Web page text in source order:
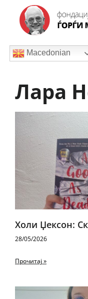
Macedonian
Лара
Холи Џексон:
28/05/2026
Прочитај »